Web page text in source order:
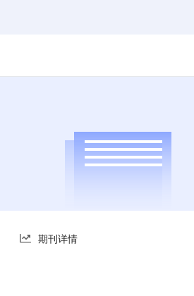
期刊详情